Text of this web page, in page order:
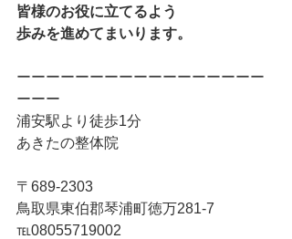
皆様のお役に立てるよう
歩みを進めてまいります。
ーーーーーーーーーーーーーーーーー
ーーー
浦安駅より徒歩1分
あきたの整体院
〒689-2303
鳥取県東伯郡琴浦町徳万281-7
℡08055719002